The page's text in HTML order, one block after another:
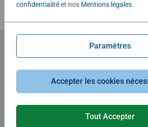
Abonnez-vous à notre
confidentialitéet nos Mentions légales.
Paramètres
Accepter les cookies
Tout Accepter